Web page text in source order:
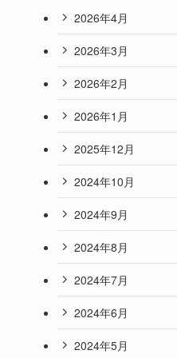
2026年4月
2026年3月
2026年2月
2026年1月
2025年12月
2024年10月
2024年9月
2024年8月
2024年7月
2024年6月
2024年5月